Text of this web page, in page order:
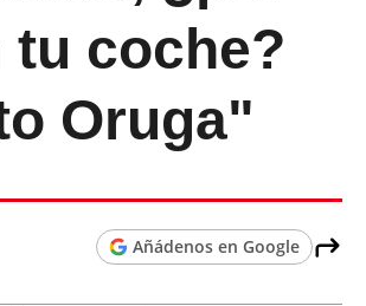
tu coche?
Oruga"
Añádenos en Google